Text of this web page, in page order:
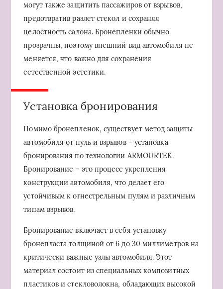
могут также защитить пассажиров от взрывов,
предотвратив разлет стекол и сохраняя
целостность салона. Бронепленки обычно
прозрачны, поэтому внешний вид автомобиля не
меняется, что важно для сохранения
естественной эстетики.
Установка бронирования
Помимо бронепленок, существует метод защиты
автомобиля от пуль и взрывов – установка
бронирования по технологии ARMOURTEK.
Бронирование – это процесс укрепления
конструкции автомобиля, что делает его
устойчивым к огнестрельным пулям и различным
типам взрывов.
Бронирование включает в себя установку
бронепласта толщиной от 6 до 30 миллиметров на
критически важные узлы автомобиля. Этот
материал состоит из специальных композитных
пластиков и стекловолокна, обладающих высокой